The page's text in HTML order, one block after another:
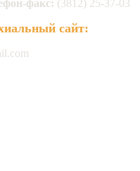
факс: (3812) 25-37-03
сайт: